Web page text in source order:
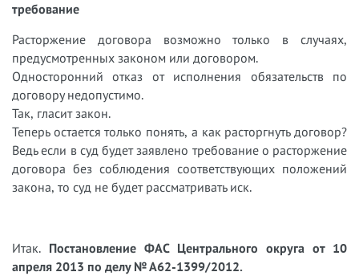
требование
Расторжение договора возможно только в случаях,
предусмотренных законом или договором.
Односторонний отказ от исполнения обязательств по
договору недопустимо.
Так, гласит закон.
Теперь остается только понять, а как расторгнуть договор?
Ведь если в суд будет заявлено требование о расторжение
договора без соблюдения соответствующих положений
закона, то суд не будет рассматривать иск.
Итак. Постановление ФАС Центрального округа от 10
апреля 2013 по делу № А62-1399/2012.